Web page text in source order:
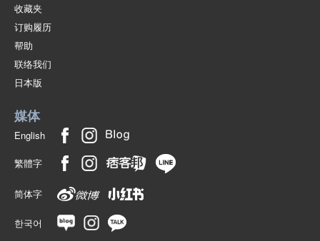
收藏夹
订购履历
帮助
联络我们
日本版
媒体
English
繁體字
简体字
한국어